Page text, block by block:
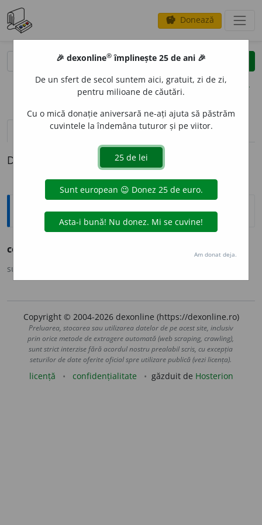
savings Donează
clear
opțiuni
definiții (1)
Definiția cu ID-ul 1154329:
Ortografice DOOM
contrafac
sursa:
Copyright © 2004-2026 dexonline (https://dexonline.ro)
Preluarea, stocarea sau utilizarea datelor de pe acest site, inclusiv
prin orice metode de extragere automată (web scraping, crawling),
sunt strict interzise fără acordul nostru prealabil scris, cu excepția
seturilor de date oferite oficial spre utilizare publică (vezi licența).
licență confidențialitate găzduit de Hosterion
🎉 dexonline® împlinește 25 de ani 🎉
De un sfert de secol suntem aici, gratuit, zi de zi,
pentru milioane de căutări.
Cu o mică donație aniversară ne-ați ajuta să păstrăm
cuvintele la îndemâna tuturor și pe viitor.
Am donat deja.